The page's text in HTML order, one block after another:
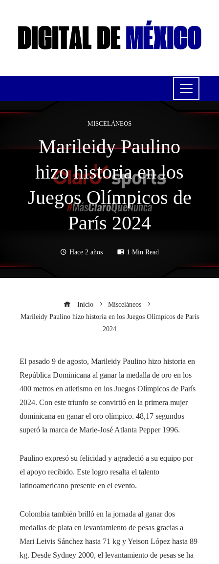
MISCELÁNEOS
Marileidy Paulino
hizo historia en los
Juegos Olímpicos de
París 2024
Hace 2 años 1 Min Read
Inicio
Misceláneos
Marileidy Paulino hizo historia en los Juegos Olímpicos de París
2024
El pasado 9 de agosto, Marileidy Paulino hizo historia en
República Dominicana al ganar la medalla de oro en los
400 metros en atletismo en los Juegos Olímpicos de París
2024. Con este triunfo se convirtió en la primera mujer
dominicana en ganar el oro olímpico. 48,17 segundos
superó la marca de Marie-José Atlanta Pepper 1996.
Paulino expresó su felicidad y agradeció a su equipo por
el apoyo recibido. Este logro resalta el talento
latinoamericano presente en el evento.
Colombia también brilló en la jornada al ganar dos
medallas de plata en levantamiento de pesas gracias a
Mari Leivis Sánchez hasta 71 kg y Yeison López hasta 89
kg. Desde Sydney 2000, el levantamiento de pesas se ha